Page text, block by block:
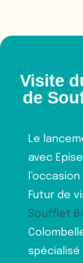
Visite
de
Le
avec
Futur de
Soufflet